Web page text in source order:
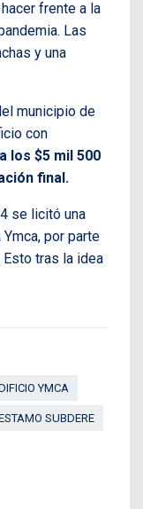
frente a la
Las
y una
municipio de
con
los $5 mil 500
final.
se licitó una
por parte
tras la idea
YMCA
SUBDERE